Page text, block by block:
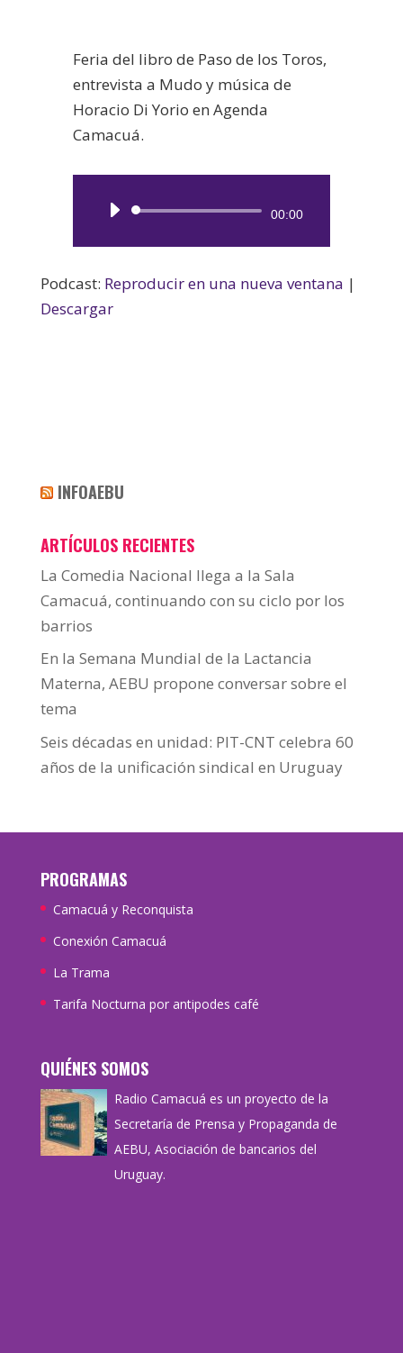
Feria del libro de Paso de los Toros,
entrevista a Mudo y música de
Horacio Di Yorio en Agenda
Camacuá.
Reproductor
00:00
Podcast: Reproducir en una nueva ventana |
Descargar
INFOAEBU
ARTÍCULOS RECIENTES
La Comedia Nacional llega a la Sala
Camacuá, continuando con su ciclo por los
barrios
En la Semana Mundial de la Lactancia
Materna, AEBU propone conversar sobre el
tema
Seis décadas en unidad: PIT-CNT celebra 60
años de la unificación sindical en Uruguay
PROGRAMAS
Camacuá y Reconquista
Conexión Camacuá
La Trama
Tarifa Nocturna por antipodes café
QUIÉNES SOMOS
Radio Camacuá es un proyecto de la
Secretaría de Prensa y Propaganda de
AEBU, Asociación de bancarios del
Uruguay.